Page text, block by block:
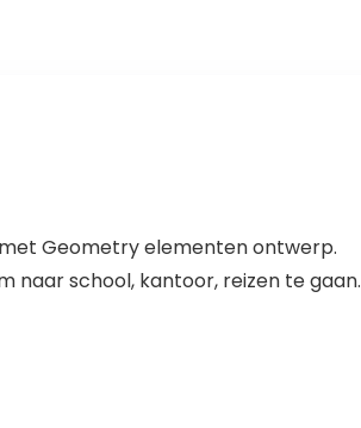
met Geometry elementen ontwerp.
naar school, kantoor, reizen te gaan.